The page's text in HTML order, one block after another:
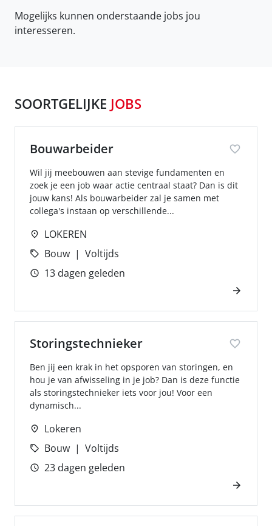
Mogelijks kunnen onderstaande jobs jou
interesseren.
SOORTGELIJKE JOBS
Bouwarbeider
Wil jij meebouwen aan stevige fundamenten en
zoek je een job waar actie centraal staat? Dan is dit
jouw kans! Als bouwarbeider zal je samen met
collega's instaan op verschillende...
LOKEREN
Bouw
Voltijds
13 dagen geleden
Storingstechnieker
Ben jij een krak in het opsporen van storingen, en
hou je van afwisseling in je job? Dan is deze functie
als storingstechnieker iets voor jou! Voor een
dynamisch...
Lokeren
Bouw
Voltijds
23 dagen geleden